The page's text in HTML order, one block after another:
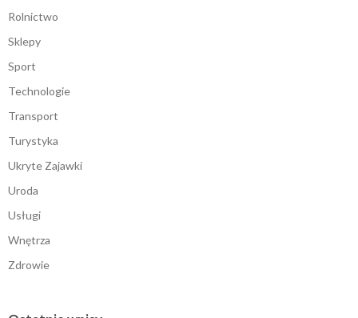
Rolnictwo
Sklepy
Sport
Technologie
Transport
Turystyka
Ukryte Zajawki
Uroda
Usługi
Wnętrza
Zdrowie